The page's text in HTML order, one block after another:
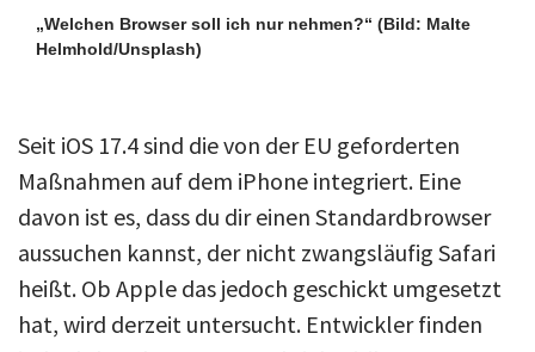
„Welchen Browser soll ich nur nehmen?“ (Bild: Malte
Helmhold/Unsplash)
Seit iOS 17.4 sind die von der EU geforderten
Maßnahmen auf dem iPhone integriert. Eine
davon ist es, dass du dir einen Standardbrowser
aussuchen kannst, der nicht zwangsläufig Safari
heißt. Ob Apple das jedoch geschickt umgesetzt
hat, wird derzeit untersucht. Entwickler finden